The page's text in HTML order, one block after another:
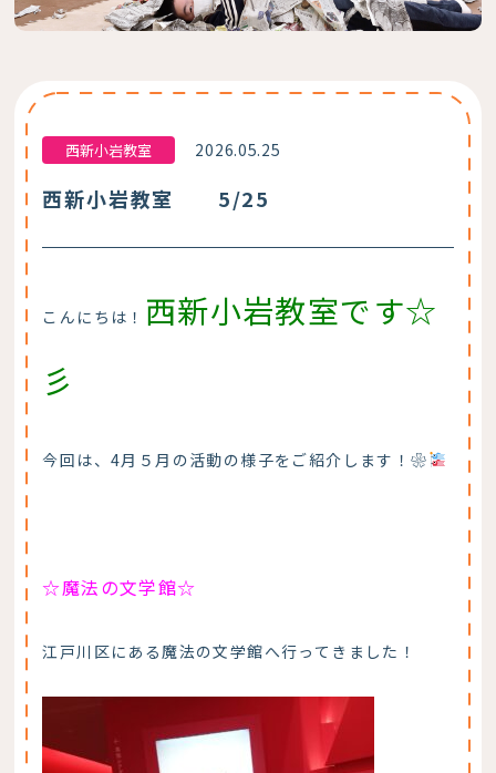
西新小岩教室 2026.05.25
西新小岩教室 5/25
こんにちは！ 西新小岩教室です☆
彡
今回は、4月５月の活動の様子をご紹介します！❀
☆魔法の文学館☆
江戸川区にある魔法の文学館へ行ってきました！